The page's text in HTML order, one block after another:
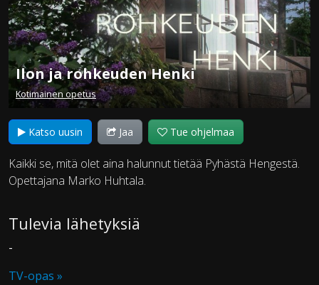
Ilon ja rohkeuden Henki
Kotimainen opetus
Katso uusin Jaa Tue ohjelmaa
Kaikki se, mitä olet aina halunnut tietää Pyhästä Hengestä.
Opettajana Marko Huhtala.
Tulevia lähetyksiä
-
TV-opas »